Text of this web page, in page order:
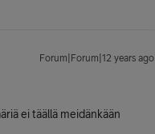
Forum|Forum|12 years ago
ei täällä meidänkään